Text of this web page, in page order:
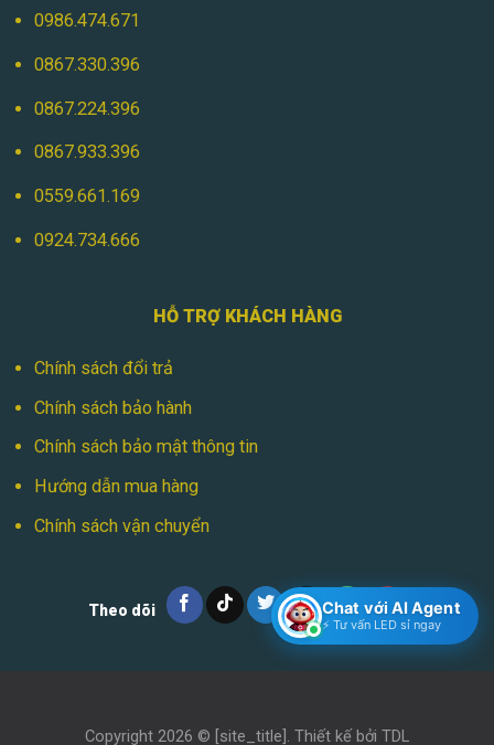
0986.474.671
0867.330.396
0867.224.396
0867.933.396
0559.661.169
0924.734.666
HỖ TRỢ KHÁCH HÀNG
Chính sách đổi trả
Chính sách bảo hành
Chính sách bảo mật thông tin
Hướng dẫn mua hàng
Chính sách vận chuyển
Theo dõi
Copyright 2026 © [site_title]. Thiết kế bởi TDL
Chat với AI Agent
⚡ Tư vấn LED sỉ ngay